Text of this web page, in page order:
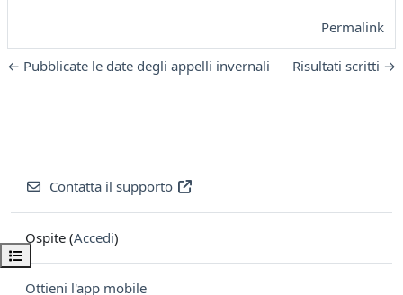
Apri indice del corso
Permalink
← Pubblicate le date degli appelli invernali Risultati scritti →
Contatta il supporto
Ospite (Accedi)
Ottieni l'app mobile